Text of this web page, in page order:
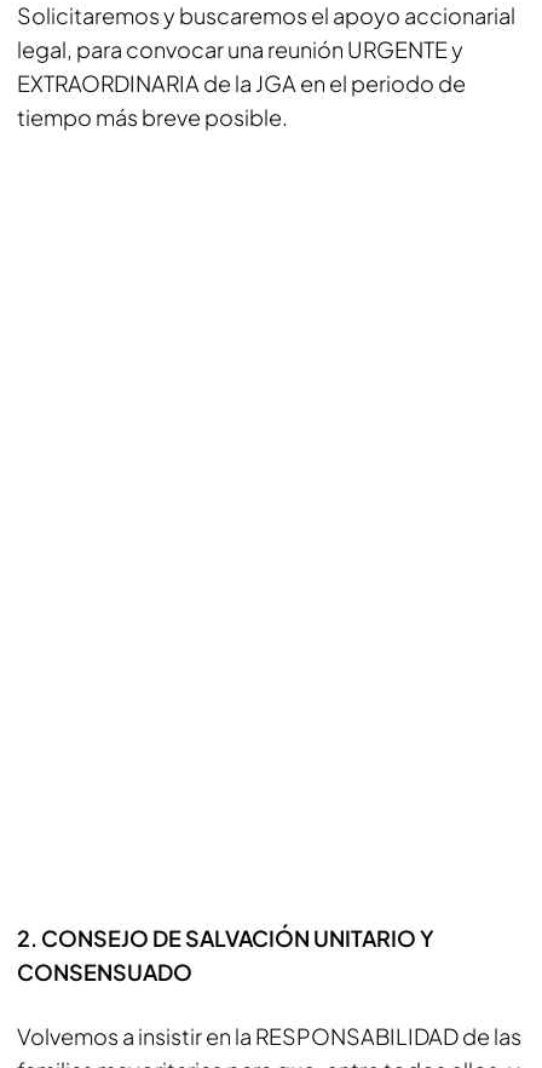
Solicitaremos y buscaremos el apoyo accionarial
legal, para convocar una reunión URGENTE y
EXTRAORDINARIA de la JGA en el periodo de
tiempo más breve posible.
2. CONSEJO DE SALVACIÓN UNITARIO Y
CONSENSUADO
Volvemos a insistir en la RESPONSABILIDAD de las